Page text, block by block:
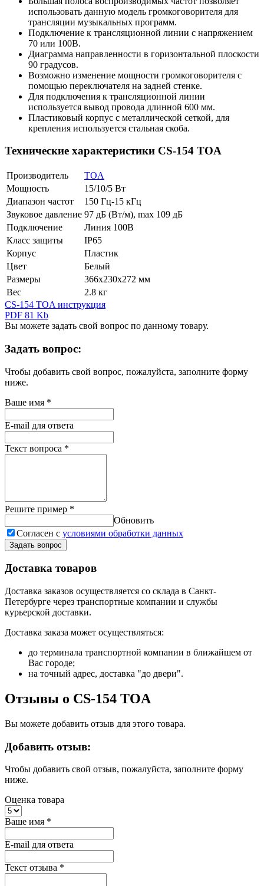
использовать данную модель громкоговорителя для
трансляции музыкальных программ.
Подключение к трансляционной линии с напряжением
70 или 100В.
Диаграмма направленности в горизонтальной плоскости
90 градусов.
Возможно изменение мощности громкоговорителя с
помощью переключателя на задней стенке.
Для подключения к трансляционной линии
используется вывод провода длинной 600 мм.
Пластиковый корпус с металлической сеткой, для
крепления используется стальная скоба.
Технические характеристики CS-154 TOA
Производитель
TOA
Мощность
15/10/5 Вт
Диапазон частот
150 Гц-15 кГц
Звуковое давление 97 дБ (Вт/м), max 109 дБ
Подключение
Линия 100В
Класс защиты
IP65
Корпус
Пластик
Цвет
Белый
Размеры
366х230х272 мм
Вес
2.8 кг
CS-154 TOA инструкция
PDF 81 Kb
Вы можете задать свой вопрос по данному товару.
Задать вопрос:
Чтобы добавить свой вопрос, пожалуйста, заполните форму
ниже.
Ваше имя *
E-mail для ответа
Текст вопроса *
Решите пример *
Обновить
Согласен с условиями обработки данных
Задать вопрос
Доставка товаров
Доставка заказов осуществляется со склада в Санкт-
Петербурге через транспортные компании и службы
курьерской доставки.
Доставка заказа может осуществляться:
до терминала транспортной компании в ближайшем от
Вас городе;
на точный адрес, доставка "до двери".
Отзывы о CS-154 TOA
Вы можете добавить отзыв для этого товара.
Добавить отзыв:
Чтобы добавить свой отзыв, пожалуйста, заполните форму
ниже.
Оценка товара
Ваше имя *
E-mail для ответа
Текст отзыва *